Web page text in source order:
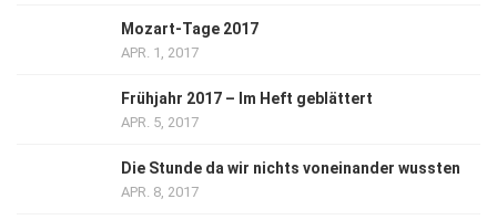
Mozart-Tage 2017
APR. 1, 2017
Frühjahr 2017 – Im Heft geblättert
APR. 5, 2017
Die Stunde da wir nichts voneinander wussten
APR. 8, 2017